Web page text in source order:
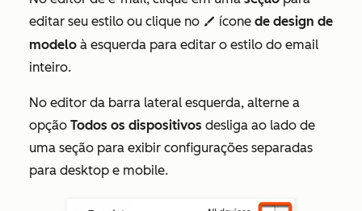
editar seu estilo ou clique no styles ícone de design de
modelo à esquerda para editar o estilo do email
inteiro.
No editor da barra lateral esquerda, alterne a
opção Todos os dispositivos desliga ao lado de
uma seção para exibir configurações separadas
para desktop e mobile.